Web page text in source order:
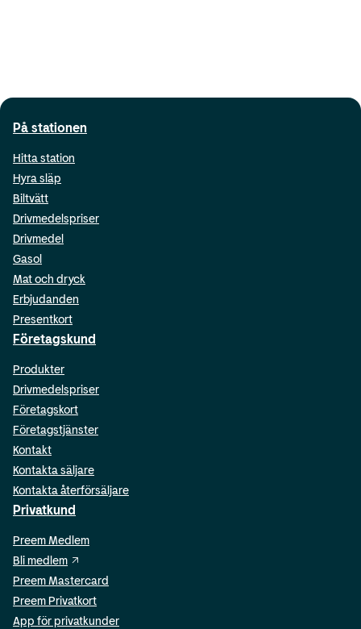
På stationen
Hitta station
Hyra släp
Biltvätt
Drivmedelspriser
Drivmedel
Gasol
Mat och dryck
Erbjudanden
Presentkort
Företagskund
Produkter
Drivmedelspriser
Företagskort
Företagstjänster
Kontakt
Kontakta säljare
Kontakta återförsäljare
Privatkund
Preem Medlem
Bli medlem
Preem Mastercard
Preem Privatkort
App för privatkunder